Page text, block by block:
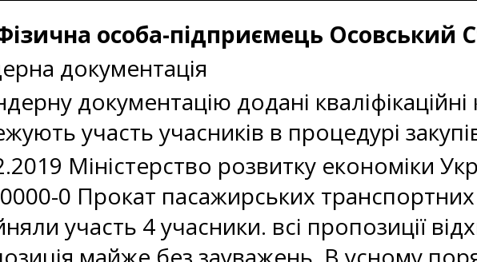
особа-підприємець Осовський
документація
документацію додані кваліфікаційні
участь учасників в процедурі
Міністерство розвитку економіки
0 Прокат пасажирських транспортних
участь 4 учасники. всі пропозиції